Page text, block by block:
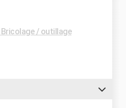
/ outillage